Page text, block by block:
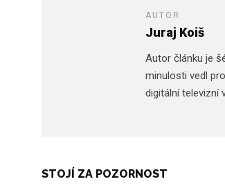
AUTOR
Juraj Koiš
Autor článku je
minulosti vedl
digitální televizní
STOJÍ ZA POZORNOST